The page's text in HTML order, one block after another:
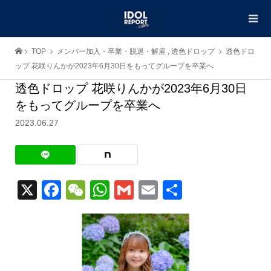
TOP メンバー加入・卒業・脱退・解雇 , 透色ドロップ
透色ドロ
ップ 花咲りんかが2023年6月30日をもってグループを卒業へ
透色ドロップ 花咲りんかが2023年6月30日
をもってグループを卒業へ
2023.06.27
X Facebook
WeChat
WhatsApp
GmailEmail
有